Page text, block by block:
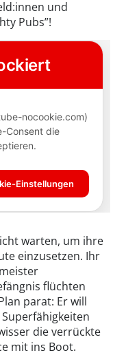
und
Pubs”!
warten, um ihre
einzusetzen. Ihr
flüchten
parat: Er will
die verrückte
mit ins Boot.